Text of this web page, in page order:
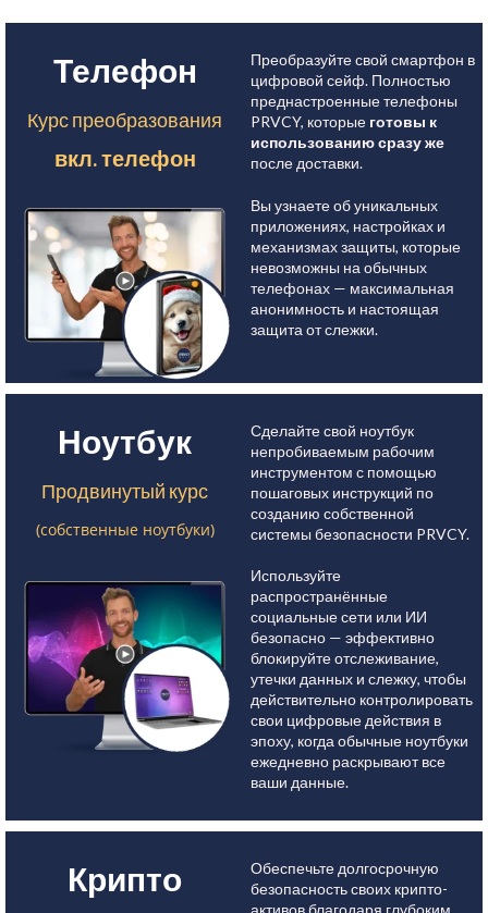
Телефон
Курс преобразования
вкл. телефон
Преобразуйте свой смартфон в
цифровой сейф. Полностью
преднастроенные телефоны
PRVCY, которые готовы к
использованию сразу же
после доставки.
Вы узнаете об уникальных
приложениях, настройках и
механизмах защиты, которые
невозможны на обычных
телефонах — максимальная
анонимность и настоящая
защита от слежки.
Ноутбук
Продвинутый курс
(собственные ноутбуки)
Сделайте свой ноутбук
непробиваемым рабочим
инструментом с помощью
пошаговых инструкций по
созданию собственной
системы безопасности PRVCY.
Используйте
распространённые
социальные сети или ИИ
безопасно — эффективно
блокируйте отслеживание,
утечки данных и слежку, чтобы
действительно контролировать
свои цифровые действия в
эпоху, когда обычные ноутбуки
ежедневно раскрывают все
ваши данные.
Крипто
Обеспечьте долгосрочную
безопасность своих крипто-
активов благодаря глубоким